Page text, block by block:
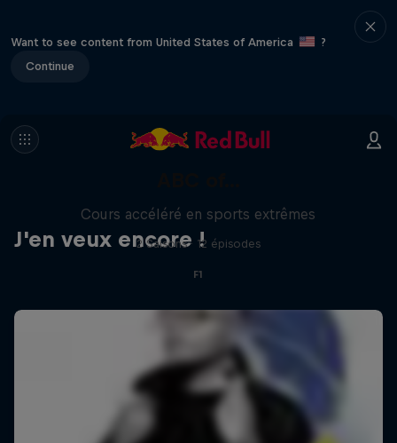
Want to see content from United States of America
?
Continue
J'en veux encore !
Cours accéléré en sports extrêmes
2 Saisons · 12 épisodes
F1